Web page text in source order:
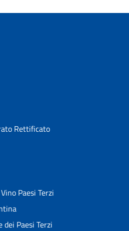
Rettificato
Paesi Terzi
Paesi Terzi